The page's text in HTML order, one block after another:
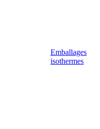
Emballages
isothermes